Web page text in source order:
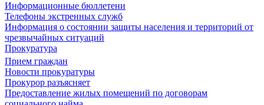
Информационные бюллетени
Телефоны экстренных служб
Информация о состоянии защиты населения и территорий от
чрезвычайных ситуаций
Прокуратура
Прием граждан
Новости прокуратуры
Прокурор разъясняет
Предоставление жилых помещений по договорам